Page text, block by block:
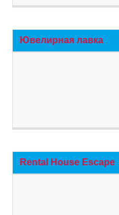
Ювелирная лавка
Rental House Escape